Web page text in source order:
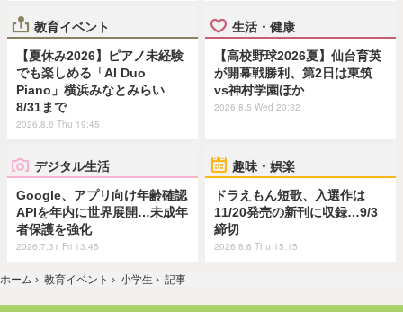
教育イベント
【夏休み2026】ピアノ未経験
でも楽しめる「AI Duo
Piano」横浜みなとみらい
8/31まで
2026.8.6 Thu 19:45
生活・健康
【高校野球2026夏】仙台育英
が開幕戦勝利、第2日は東筑
vs神村学園ほか
2026.8.5 Wed 20:32
デジタル生活
Google、アプリ向け年齢確認
APIを年内に世界展開…未成年
者保護を強化
2026.7.31 Fri 13:45
趣味・娯楽
ドラえもん短歌、入選作は
11/20発売の新刊に収録…9/3
締切
2026.8.6 Thu 15:15
ホーム › 教育イベント › 小学生 › 記事